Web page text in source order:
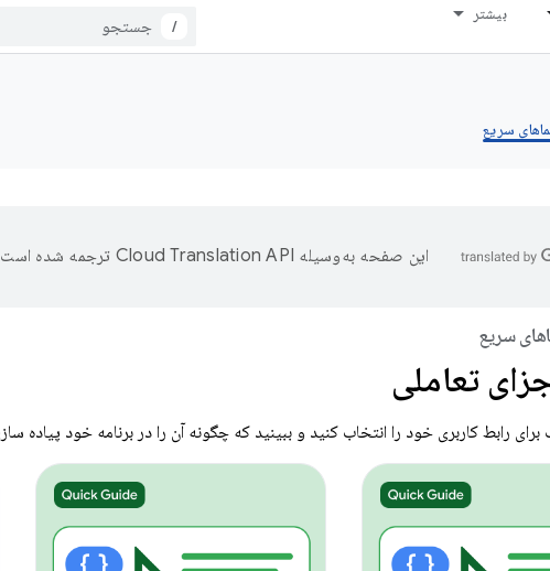
بیشتر
/
سریع
این صفحه به‌وسیله ترجمه شده
سریع
تعاملی
رابط کاربری خود را انتخاب کنید و ببینید که چگونه آن را در برنامه خود پیاده